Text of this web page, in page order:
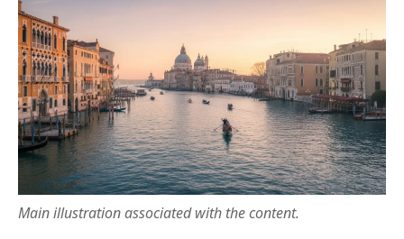
Main illustration associated with the content.